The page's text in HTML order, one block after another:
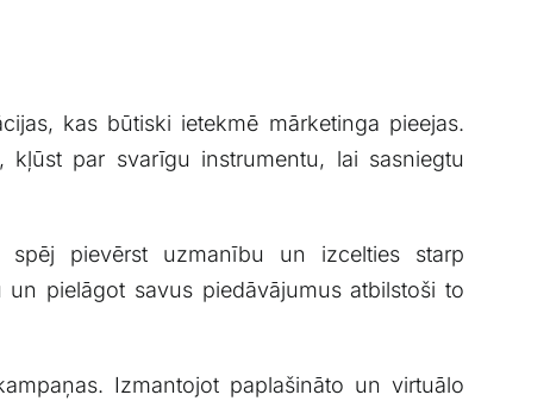
kas būtiski⁢ ietekmē⁢ mārketinga pieejas.
par svarīgu instrumentu, lai sasniegtu
spēj pievērst uzmanību⁤ un izcelties⁤ starp⁤
pielāgot ⁤savus piedāvājumus atbilstoši to
‍Izmantojot paplašināto un ⁢virtuālo